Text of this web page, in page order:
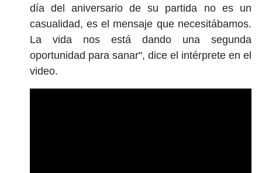
día del aniversario de su partida no es un
casualidad, es el mensaje que necesitábamos.
La vida nos está dando una segunda
oportunidad para sanar", dice el intérprete en el
video.